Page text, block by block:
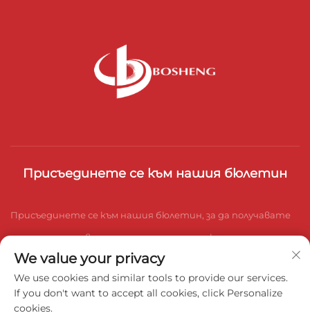
Присъединете се към нашия бюлетин
Присъединете се към нашия бюлетин, за да получавате
последните новини от индустрията, актуализации и
прозрения от нашия екип.
We value your privacy
We use cookies and similar tools to provide our services.
If you don't want to accept all cookies, click Personalize
cookies.